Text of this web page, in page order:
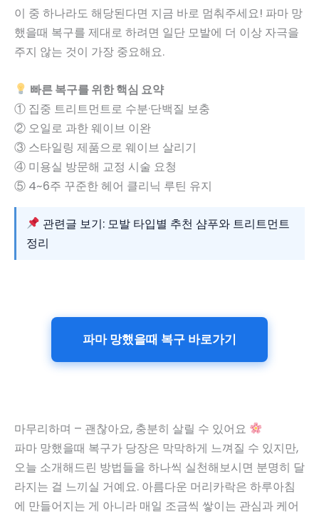
이 중 하나라도 해당된다면 지금 바로 멈춰주세요! 파마 망
했을때 복구를 제대로 하려면 일단 모발에 더 이상 자극을
주지 않는 것이 가장 중요해요.
빠른 복구를 위한 핵심 요약
① 집중 트리트먼트로 수분·단백질 보충
② 오일로 과한 웨이브 이완
③ 스타일링 제품으로 웨이브 살리기
④ 미용실 방문해 교정 시술 요청
⑤ 4~6주 꾸준한 헤어 클리닉 루틴 유지
관련글 보기: 모발 타입별 추천 샴푸와 트리트먼트
정리
파마 망했을때 복구 바로가기
마무리하며 – 괜찮아요, 충분히 살릴 수 있어요
파마 망했을때 복구가 당장은 막막하게 느껴질 수 있지만,
오늘 소개해드린 방법들을 하나씩 실천해보시면 분명히 달
라지는 걸 느끼실 거예요. 아름다운 머리카락은 하루아침
에 만들어지는 게 아니라 매일 조금씩 쌓이는 관심과 케어